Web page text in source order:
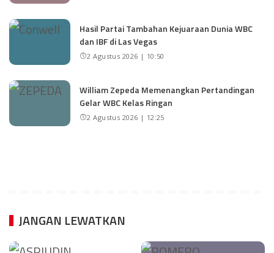
Hasil Partai Tambahan Kejuaraan Dunia WBC
dan IBF di Las Vegas
2 Agustus 2026 | 10:50
William Zepeda Memenangkan Pertandingan
Gelar WBC Kelas Ringan
2 Agustus 2026 | 12:25
JANGAN LEWATKAN